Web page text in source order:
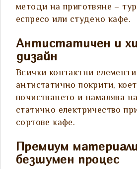
методи на приготвяне –
еспресо или студено кафе.
Антистатичен и
дизайн
Всички контактни
антистатично покрити,
почистването и намалява
статично електричество
сортове кафе.
Премиум
безшумен процес